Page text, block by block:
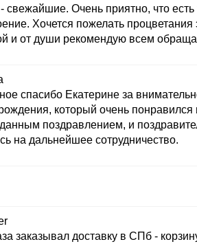
свежайшие. Очень приятно, что
Хочется пожелать
и от души рекомендую всем
спасибо Екатерине за
который очень
поздравлением, и
на дальнейшее сотрудничество.
заказывал доставку в СПб -